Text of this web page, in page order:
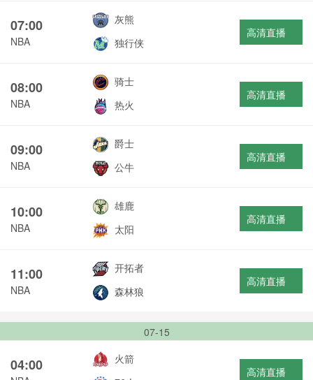
07:00
NBA
灰熊
独行侠
高清直播
08:00
NBA
骑士
热火
高清直播
09:00
NBA
爵士
公牛
高清直播
10:00
NBA
雄鹿
太阳
高清直播
11:00
NBA
开拓者
森林狼
高清直播
07-15
04:00
火箭
高清直播